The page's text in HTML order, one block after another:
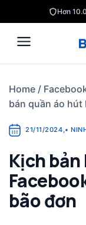
to
content
Hơn
Home /
bán quần áo hút
21/11/2024,•
Kịch
bão đơn